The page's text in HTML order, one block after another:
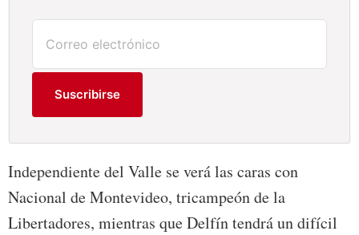
Suscribirse
Independiente del Valle se verá las caras con
Nacional de Montevideo, tricampeón de la
Libertadores, mientras que Delfín tendrá un difícil